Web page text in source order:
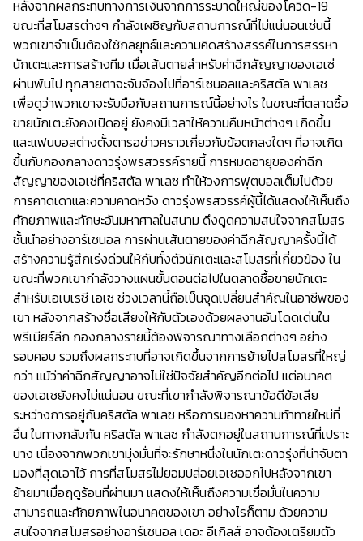
หลังจากผลกระทบทางการเงินจากการระบาดใหญ่ของโควิด-19
ขณะที่สโมสรต่างๆ กำลังเผชิญกับสถานการณ์ที่ไม่แน่นอนเช่นนี้
พวกเขาจำเป็นต้องใช้กลยุทธ์และความคิดสร้างสรรค์ในการสรรหา
นักเตะและการสร้างทีม เมื่อเส้นตายสำหรับค่าฉีกสัญญาของเอเซ่
ผ่านพ้นไป ทุกสายตาจะจับจ้องไปที่อาร์เซนอลและคริสตัล พาเลซ
เพื่อดูว่าพวกเขาจะรับมือกับสถานการณ์นี้อย่างไร ในขณะที่ตลาดซื้อ
ขายนักเตะยังคงเปิดอยู่ ยังคงมีเวลาให้ความคืบหน้าต่างๆ เกิดขึ้น
และแฟนบอลต่างตั้งตารอข่าวคราวเกี่ยวกับข้อตกลงใดๆ ที่อาจเกิด
ขึ้นกับกองกลางดาวรุ่งพรสวรรค์รายนี้ การหมดอายุของค่าฉีก
สัญญาของเอเซ่ที่คริสตัล พาเลซ ทำให้วงการฟุตบอลเต็มไปด้วย
การคาดเดาและความคาดหวัง ดาวรุ่งพรสวรรค์ผู้นี้ได้แสดงให้เห็นถึง
ศักยภาพและทักษะอันมหาศาลในสนาม ดึงดูดความสนใจจากสโมสร
ชั้นนำอย่างอาร์เซนอล การผ่านเส้นตายของค่าฉีกสัญญาครั้งนี้ได้
สร้างความรู้สึกเร่งด่วนให้กับทั้งตัวนักเตะและสโมสรที่เกี่ยวข้อง ใน
ขณะที่พวกเขากำลังวางแผนขั้นตอนต่อไปในตลาดซื้อขายนักเตะ
สำหรับเอเบเรชี เอเซ ช่วงเวลานี้ถือเป็นจุดเปลี่ยนสำคัญในอาชีพของ
เขา หลังจากสร้างชื่อเสียงให้กับตัวเองด้วยผลงานอันโดดเด่นใน
พรีเมียร์ลีก กองกลางรายนี้ต้องพิจารณาทางเลือกต่างๆ อย่าง
รอบคอบ รวมถึงผลกระทบที่อาจเกิดขึ้นจากการย้ายไปสโมสรที่ใหญ่
กว่า แม้ว่าค่าฉีกสัญญาอาจไม่ใช่ปัจจัยสำคัญอีกต่อไป แต่อนาคต
ของเอเซยังคงไม่แน่นอน ขณะที่เขากำลังพิจารณาข้อดีข้อเสีย
ระหว่างการอยู่กับคริสตัล พาเลซ หรือการมองหาความท้าทายใหม่ที่
อื่น ในทางกลับกัน คริสตัล พาเลซ กำลังตกอยู่ในสถานการณ์ที่เปราะ
บาง เนื่องจากพวกเขามุ่งมั่นที่จะรักษาหนึ่งในนักเตะดาวรุ่งที่น่าจับตา
มองที่สุดเอาไว้ การที่สโมสรไม่ยอมปล่อยเอเซออกไปหลังจากเขา
ย้ายมาเมื่อฤดูร้อนที่ผ่านมา แสดงให้เห็นถึงความเชื่อมั่นในความ
สามารถและศักยภาพในอนาคตของเขา อย่างไรก็ตาม ด้วยความ
สนใจจากสโมสรอย่างอาร์เซนอล เดอะ อีเกิลส์ อาจต้องเตรียมตัว